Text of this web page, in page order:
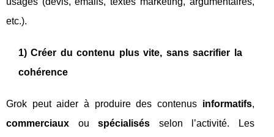
etc.).
1) Créer du contenu plus vite, sans sacrifier la
cohérence
Grok peut aider à produire des contenus informatifs,
commerciaux ouspécialisés selon l’activité. Les